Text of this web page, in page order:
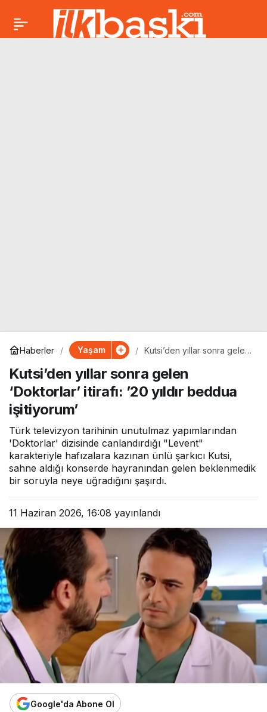
Haberler Yaşam
Kutsi’den yıllar sonra gelen
beddua işitiyorum’
Kutsi’den yıllar sonra gelen
‘Doktorlar’ itirafı: ’20 yıldır beddua
işitiyorum’
Türk televizyon tarihinin unutulmaz yapımlarından
'Doktorlar' dizisinde canlandırdığı "Levent"
karakteriyle hafızalara kazınan ünlü şarkıcı Kutsi,
sahne aldığı konserde hayranından gelen beklenmedik
bir soruyla neye uğradığını şaşırdı.
11 Haziran 2026, 16:08 yayınlandı
Google'da Abone Ol
2026 Dünya